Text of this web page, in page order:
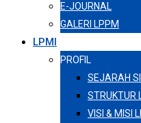
E-JOURNAL
GALERI LPPM
LPMI
PROFIL
SEJARAH
STRUKTUR
VISI & MISI